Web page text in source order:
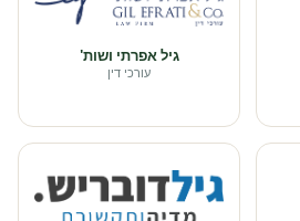
גיל אפרתי ושות'
עורכי דין